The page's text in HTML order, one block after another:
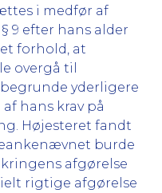
i medfør af
9 efter hans alder
forhold, at
overgå til
yderligere
hans krav på
Højesteret fandt
burde
afgørelse
rigtige afgørelse